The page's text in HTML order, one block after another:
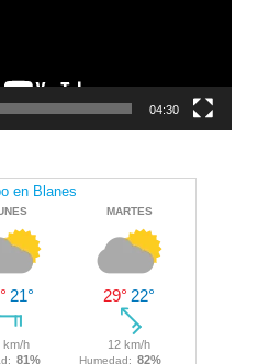
04:30